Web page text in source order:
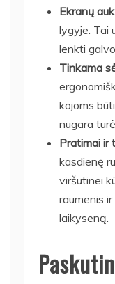
Ekranų
lygyje. Tai
lenkti
Tinkama
kojoms
nugara
Pratimai ir
kasdienę
viršutinei
raumenis
laikyseną.